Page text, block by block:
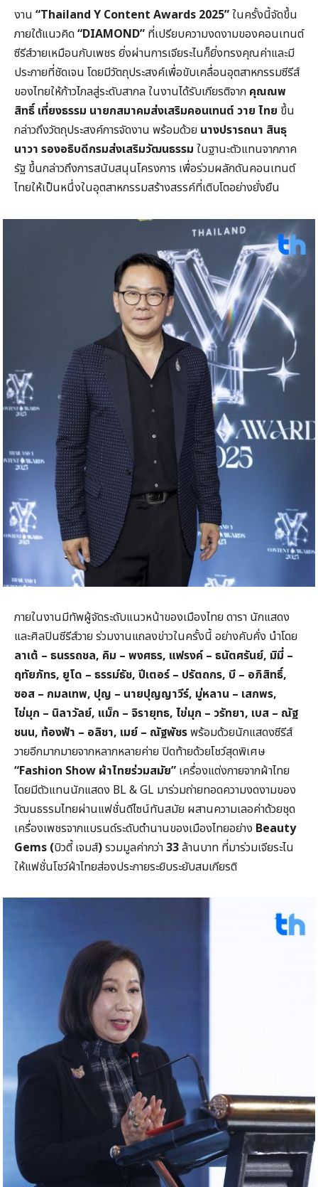
งาน “Thailand Y Content Awards 2025”ในครั้งนี้จัดขึ้น
ภายใต้แนวคิด“DIAMOND” ที่เปรียบความงดงามของคอนเทนต์
ซีรีส์วายเหมือนกับเพชร ยิ่งผ่านการเจียระไนก็ยิ่งทรงคุณค่าและมี
ประกายที่ชัดเจน โดยมีวัตถุประสงค์เพื่อขับเคลื่อนอุตสาหกรรมซีรีส์
ของไทยให้ก้าวไกลสู่ระดับสากล ในงานได้รับเกียรติจาก คุณณพ
สิทธิ์ เที่ยงธรรม นายกสมาคมส่งเสริมคอนเทนต์ วาย ไทย ขึ้น
กล่าวถึงวัตถุประสงค์การจัดงาน พร้อมด้วย นางปรารถนา สินธุ
นาวา รองอธิบดีกรมส่งเสริมวัฒนธรรม ในฐานะตัวแทนจากภาค
รัฐ ขึ้นกล่าวถึงการสนับสนุนโครงการ เพื่อร่วมผลักดันคอนเทนต์
ไทยให้เป็นหนึ่งในอุตสาหกรรมสร้างสรรค์ที่เติบโตอย่างยั่งยืน
ภายในงานมีทัพผู้จัดระดับแนวหน้าของเมืองไทย ดารา นักแสดง
และศิลปินซีรีส์วาย ร่วมงานแถลงข่าวในครั้งนี้ อย่างคับคั่ง นำโดย
ลาเต้ – ธนรรถชล, คิม – พงศธร, แฟรงค์ – ธนัตศรันย์, มิมี่ –
ฤทัยภัทร, ยูโด – ธรรม์ธัช, ปีเตอร์ – ปรัตถกร, บี – อภิสิทธิ์,
ซอส – กมลเทพ, ปุญ – นายปุญญาวีร์, มู่หลาน – เสกพร,
ไข่มุก – นิลาวัลย์, แม็ก – จิรายุทธ, ไข่มุก – วรัทยา, เบส – ณัฐ
ชนน, ท้องฟ้า – อลิชา, เมย์ – ณัฐพัชรพร้อมด้วยนักแสดงซีรีส์
วายอีกมากมายจากหลากหลายค่าย ปิดท้ายด้วยโชว์สุดพิเศษ
“Fashion Show ผ้าไทยร่วมสมัย” เครื่องแต่งกายจากผ้าไทย
โดยมีตัวแทนนักแสดง BL & GL มาร่วมถ่ายทอดความงดงามของ
วัฒนธรรมไทยผ่านแฟชั่นดีไซน์ทันสมัย ผสานความเลอค่าด้วยชุด
เครื่องเพชรจากแบรนด์ระดับตำนานของเมืองไทยอย่าง Beauty
Gems (บิวตี้ เจมส์)รวมมูลค่ากว่า33ล้านบาท ที่มาร่วมเจียระไน
ให้แฟชั่นโชว์ผ้าไทยส่องประกายระยิบระยับสมเกียรติ